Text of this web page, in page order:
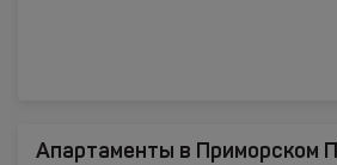
Апартаменты в Приморском